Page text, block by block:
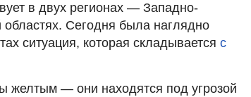
в двух регионах — Западно-
областях. Сегодня была наглядно
ситуация, которая складывается с
желтым — они находятся под угрозой